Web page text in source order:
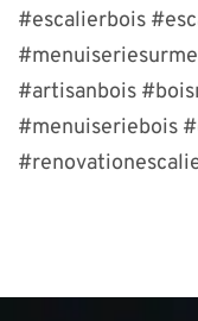
#escalierbois
#artisanbois
#menuiseriebois